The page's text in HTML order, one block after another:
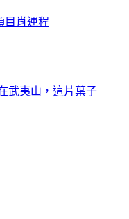
目肖運程
武夷山，這片葉子